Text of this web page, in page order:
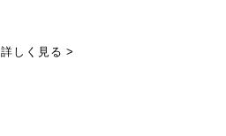
詳しく見る >